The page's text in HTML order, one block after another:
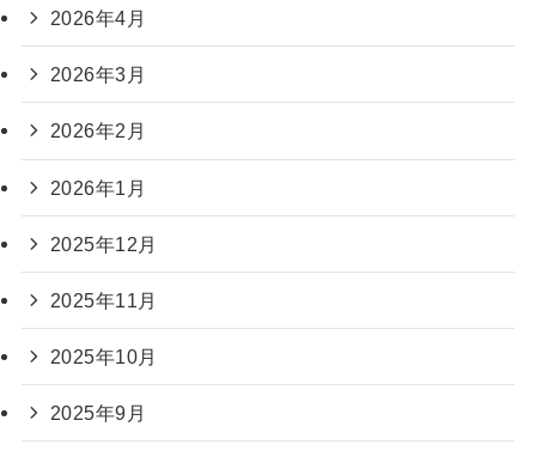
2026年4月
2026年3月
2026年2月
2026年1月
2025年12月
2025年11月
2025年10月
2025年9月